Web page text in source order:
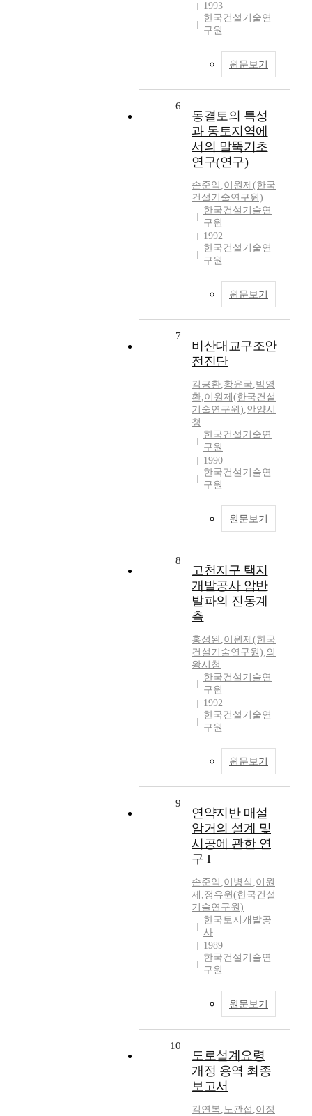
1993
한국건설기술연
구원
원문보기
6
동결토의 특성
과 동토지역에
서의 말뚝기초
연구(연구)
손준익 ,이원제(한국
건설기술연구원)
한국건설기술연
구원
1992
한국건설기술연
구원
원문보기
7
비산대교구조안
전진단
김긍환,황윤국,박영
환,이원제(한국건설
기술연구원),안양시
청
한국건설기술연
구원
1990
한국건설기술연
구원
원문보기
8
고천지구 택지
개발공사 암반
발파의 진동계
측
홍성완,이원제(한국
건설기술연구원),의
왕시청
한국건설기술연
구원
1992
한국건설기술연
구원
원문보기
9
연약지반 매설
암거의 설계 및
시공에 관한 연
구 I
손준익 ,이병식 ,이원
제 ,정유원(한국건설
기술연구원)
한국토지개발공
사
1989
한국건설기술연
구원
원문보기
10
도로설계요령
개정 용역 최종
보고서
김연복,노관섭 ,이정